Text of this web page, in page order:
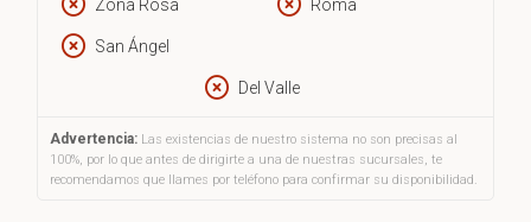
sufrimiento, hermosas obras.
documento histórico notable sobre una época atroz que
Zona Rosa Roma
San Ángel
Del Valle
Advertencia: Las existencias de nuestro sistema no son precisas al
100%, por lo que antes de dirigirte a una de nuestras sucursales, te
recomendamos que llames por teléfono para confirmar su disponibilidad.